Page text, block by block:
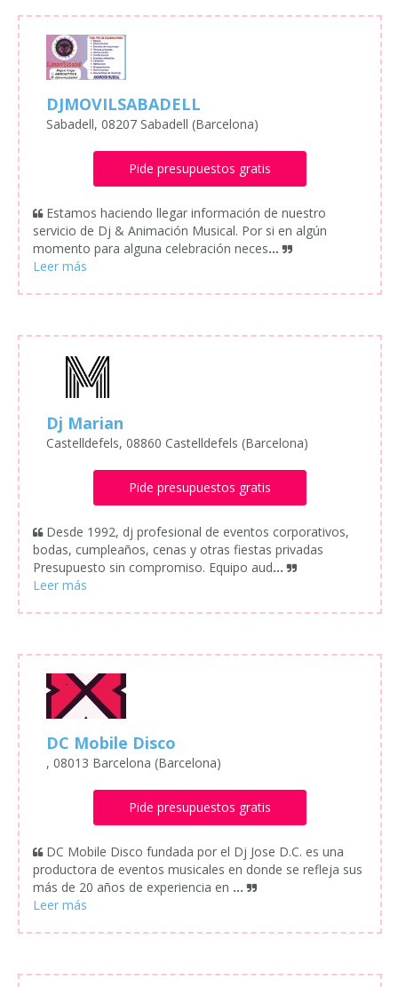
DJMOVILSABADELL
Sabadell, 08207 Sabadell (Barcelona)
Pide presupuestos gratis
Estamos haciendo llegar información de nuestro
servicio de Dj & Animación Musical. Por si en algún
momento para alguna celebración neces...
Dj Marian
Castelldefels, 08860 Castelldefels (Barcelona)
Pide presupuestos gratis
Desde 1992, dj profesional de eventos corporativos,
bodas, cumpleaños, cenas y otras fiestas privadas
Presupuesto sin compromiso. Equipo aud...
DC Mobile Disco
, 08013 Barcelona (Barcelona)
Pide presupuestos gratis
DC Mobile Disco fundada por el Dj Jose D.C. es una
productora de eventos musicales en donde se refleja sus
más de 20 años de experiencia en ...